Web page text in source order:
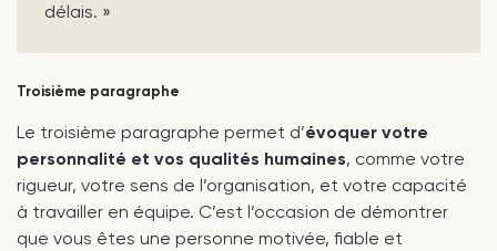
délais. »
Troisième paragraphe
Le troisième paragraphe permet d’évoquer votre
personnalité et vos qualités humaines, comme votre
rigueur, votre sens de l’organisation, et votre capacité
à travailler en équipe. C’est l’occasion de démontrer
que vous êtes une personne motivée, fiable et